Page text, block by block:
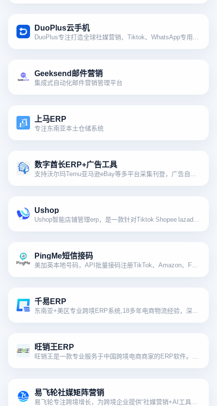
DuoPlus云手机
Geeksend邮件营销
集成式自动化邮件营销管理平台
上马ERP
专注东南亚本土仓储系统
数字酋长ERP+广告工具
Ushop
PingMe短信接码
千易ERP
旺销王ERP
易飞轮社媒矩阵营销